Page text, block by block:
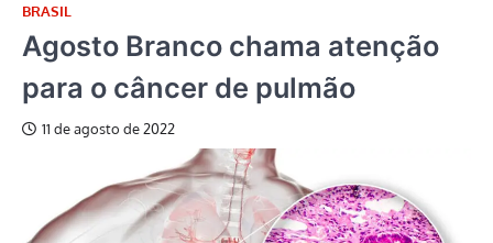
BRASIL
Agosto Branco chama atenção
para o câncer de pulmão
11 de agosto de 2022